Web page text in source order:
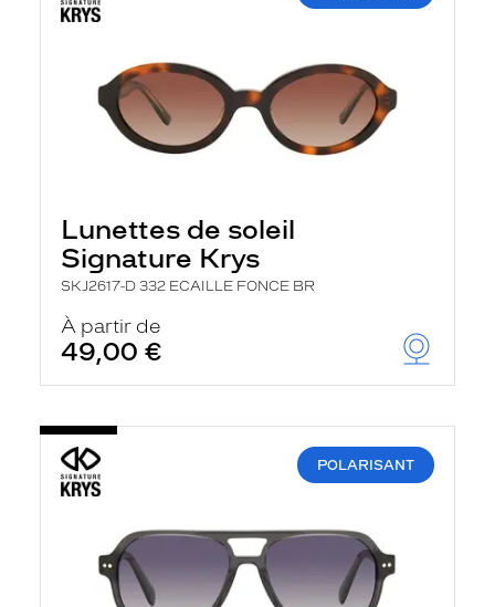
Lunettes de soleil
Signature Krys
SKJ2617-D 332 ECAILLE FONCE BR
À partir de
49,00 €
POLARISANT